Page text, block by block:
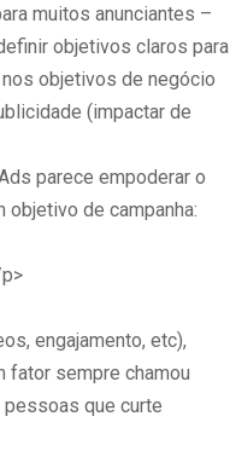
muitos anunciantes –
objetivos claros para
objetivos de negócio
(impactar de
parece empoderar o
objetivo de campanha:
engajamento, etc),
fator sempre chamou
pessoas que curte